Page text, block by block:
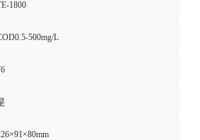
1800
500mg/L